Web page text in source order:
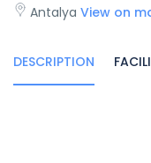
Antalya View on
DESCRIPTION